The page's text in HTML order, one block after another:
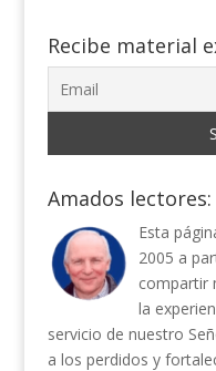
Recibe material
Amados lectores:
Esta
2005 a
compartir
la
servicio de nuestro
a los perdidos y